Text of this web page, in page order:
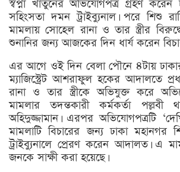
স্বপ্না খাতুনের অভিযোগপত্র গ্রহণ
সহিংসতা দমন ট্রাইব্যুনাল। পরে শিশু
মামলায় সোহেল রানা ও তার স্ত্রীর
শুনানির জন্য আজকের দিন ধার্য করেন
এর আগে ওই দিন বেলা পৌনে ৪টায়
ম্যাজিস্ট্রেট আশরাফুল হকের আদালতে
রানা ও তার স্ত্রীকে অভিযুক্ত করে
মামলার তদন্তকারী কর্মকর্তা পল্লবী
অহিদুজ্জামান। এরপর অভিযোগপত্রটি
মামলাটি বিচারের জন্য ঢাকা মহানগর
ট্রাইব্যুনালে প্রেরণ করেন আদালত। এ
জনকে সাক্ষী করা হয়েছে।